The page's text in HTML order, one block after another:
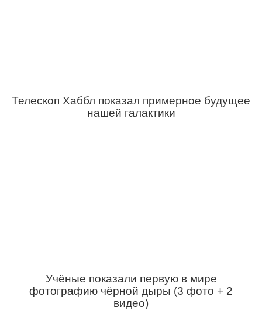
Телескоп Хаббл показал примерное будущее
нашей галактики
Учёные показали первую в мире
фотографию чёрной дыры (3 фото + 2
видео)